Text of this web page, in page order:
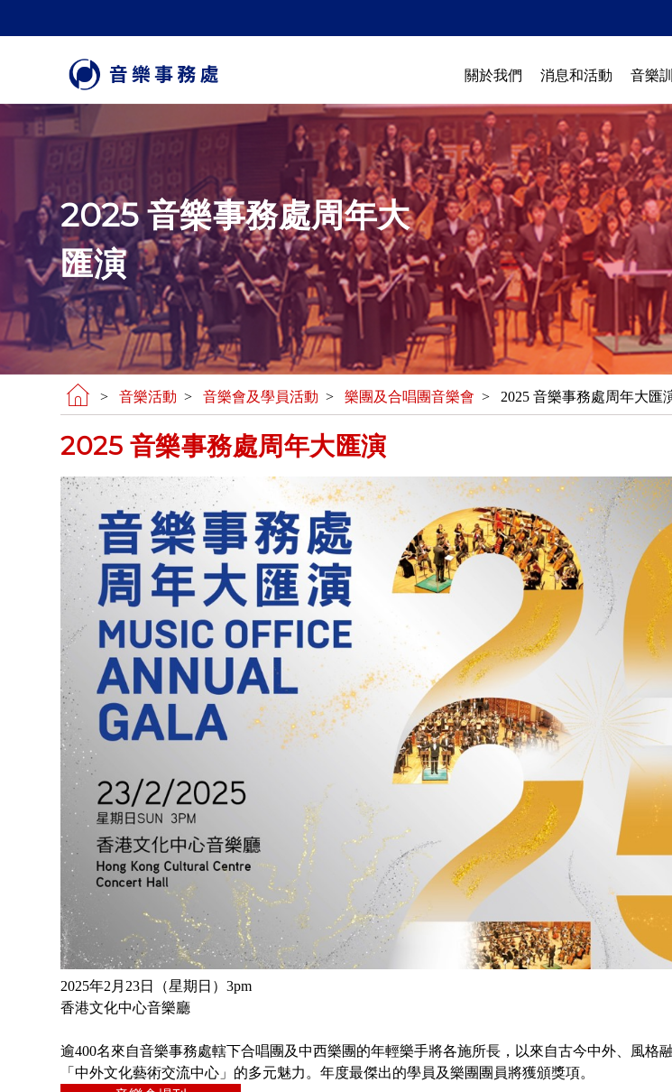
關於我們 消息和活動 音樂
2025 音樂事務處周年大
匯演
>音樂活動 >音樂會及學員活動 >樂團及合唱團音樂會 > 2025 音樂事務處周年大匯
2025 音樂事務處周年大匯演
2025年2月23日（星期日）3pm
香港文化中心音樂廳
逾400名來自音樂事務處轄下合唱團及中西樂團的年輕樂手將各施所長，以來自古今中外、風格
「中外文化藝術交流中心」的多元魅力。年度最傑出的學員及樂團團員將獲頒獎項。
05/2026 - 07/2027
2026-27音樂創演 MO x e-樂團 (6
11日截止報名)